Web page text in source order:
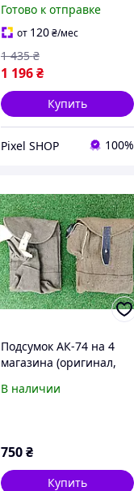
Elite Ranger Green,
Подсумок под ак олива
Готово к отправке
от 120 ₴/мес
1 196 ₴
1 435 ₴
Купить
Pixel SHOP 100%
Подсумок АК-74 на 4
магазина (оригинал,
производства)
В наличии
750 ₴
Купить